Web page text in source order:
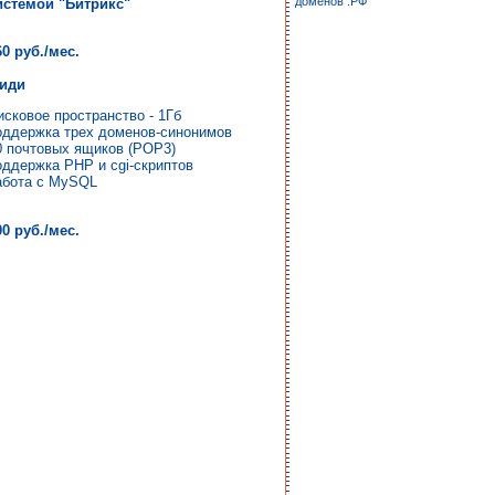
"Битрикс"
руб./мес.
пространство - 1Гб
трех доменов-синонимов
почтовых ящиков (POP3)
PHP и cgi-скриптов
с MySQL
руб./мес.